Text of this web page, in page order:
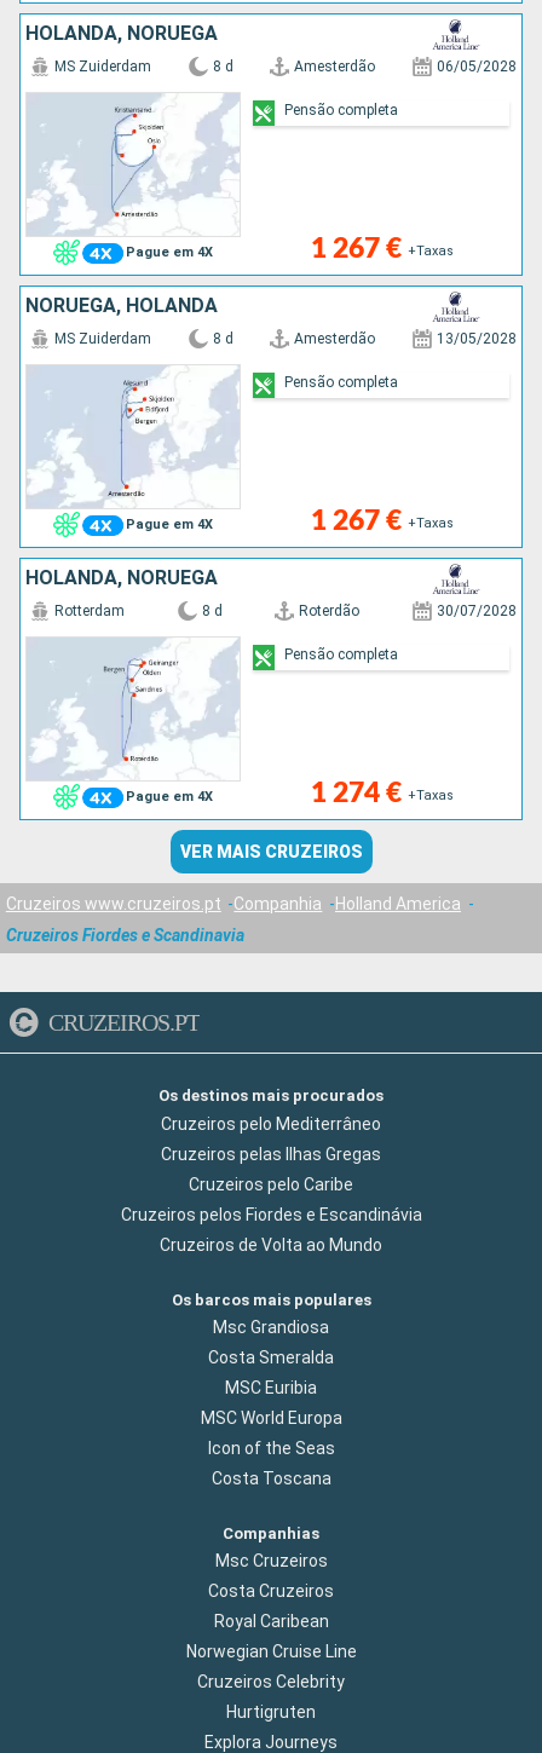
HOLANDA, NORUEGA
Pague em 4X
MS Zuiderdam 8 d Amesterdão 06/05/2028
1 267 € +Taxas
Pensão completa
NORUEGA, HOLANDA
Pague em 4X
MS Zuiderdam 8 d Amesterdão 13/05/2028
1 267 € +Taxas
Pensão completa
HOLANDA, NORUEGA
Pague em 4X
Rotterdam 8 d Roterdão 30/07/2028
1 274 € +Taxas
Pensão completa
VER MAIS CRUZEIROS
Cruzeiros www.cruzeiros.pt Companhia
Holland America
Cruzeiros Fiordes e Scandinavia
CRUZEIROS.PT
Os destinos mais procurados
Cruzeiros pelo Mediterrâneo
Cruzeiros pelas Ilhas Gregas
Cruzeiros pelo Caribe
Cruzeiros pelos Fiordes e Escandinávia
Cruzeiros de Volta ao Mundo
Os barcos mais populares
Msc Grandiosa
Costa Smeralda
MSC Euribia
MSC World Europa
Icon of the Seas
Costa Toscana
Companhias
Msc Cruzeiros
Costa Cruzeiros
Royal Caribean
Norwegian Cruise Line
Cruzeiros Celebrity
Hurtigruten
Explora Journeys